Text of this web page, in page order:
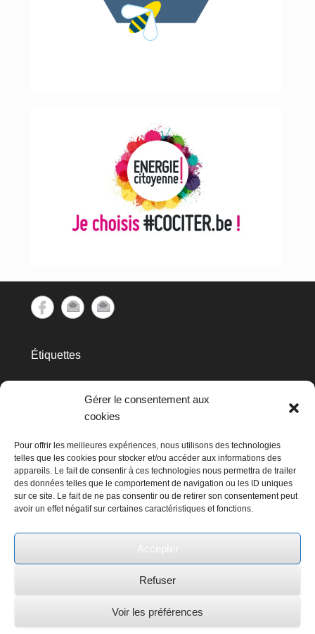
Gérer le consentement aux
cookies
Pour offrir les meilleures expériences, nous utilisons des technologies
telles que les cookies pour stocker et/ou accéder aux informations des
appareils. Le fait de consentir à ces technologies nous permettra de traiter
des données telles que le comportement de navigation ou les ID uniques
sur ce site. Le fait de ne pas consentir ou de retirer son consentement peut
avoir un effet négatif sur certaines caractéristiques et fonctions.
Accepter
Refuser
Voir les préférences
Étiquettes
cec
Clavier Condruses
hydraulique HYDRO Day
hydroélectricité kissbankers Les
Avins Marchin mis en avant
roueSagebien
Condroz Energies Citoyennes